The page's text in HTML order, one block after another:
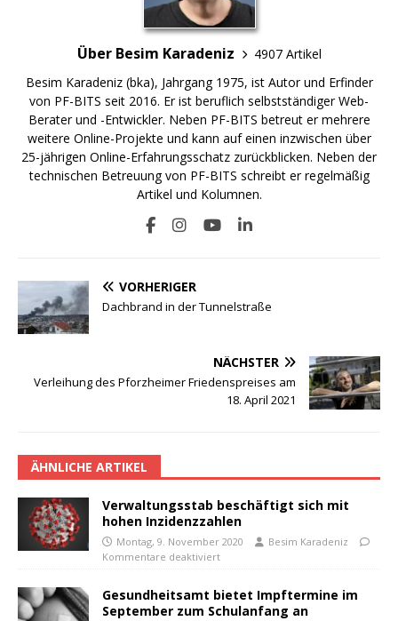
Über Besim Karadeniz
4907 Artikel
Besim Karadeniz (bka), Jahrgang 1975, ist Autor und Erfinder
von PF-BITS seit 2016. Er ist beruflich selbstständiger Web-
Berater und -Entwickler. Neben PF-BITS betreut er mehrere
weitere Online-Projekte und kann auf einen inzwischen über
25-jährigen Online-Erfahrungsschatz zurückblicken. Neben der
technischen Betreuung von PF-BITS schreibt er regelmäßig
Artikel und Kolumnen.
VORHERIGER
Dachbrand in der Tunnelstraße
NÄCHSTER
Verleihung des Pforzheimer Friedenspreises am
18. April 2021
ÄHNLICHE ARTIKEL
Verwaltungsstab beschäftigt sich mit
hohen Inzidenzzahlen
Montag, 9. November 2020
Besim Karadeniz
Kommentare deaktiviert
Gesundheitsamt bietet Impftermine im
September zum Schulanfang an